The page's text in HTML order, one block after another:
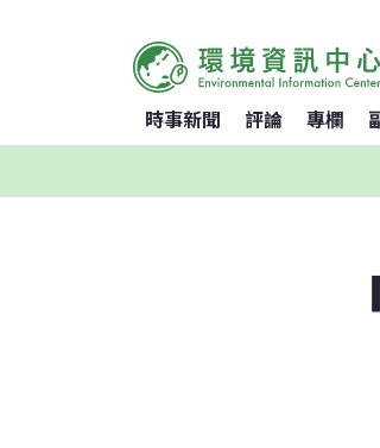
時事新聞 評論 專欄